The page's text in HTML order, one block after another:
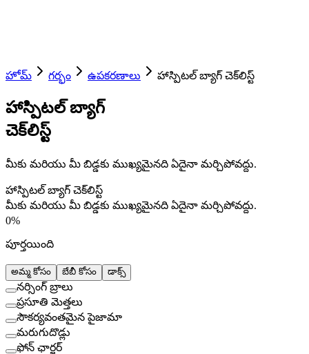
హోమ్ గర్భం ఉపకరణాలు హాస్పిటల్ బ్యాగ్ చెక్‌లిస్ట్
హాస్పిటల్ బ్యాగ్
చెక్‌లిస్ట్
మీకు మరియు మీ బిడ్డకు ముఖ్యమైనది ఏదైనా మర్చిపోవద్దు.
హాస్పిటల్ బ్యాగ్ చెక్‌లిస్ట్
మీకు మరియు మీ బిడ్డకు ముఖ్యమైనది ఏదైనా మర్చిపోవద్దు.
0%
పూర్తయింది
అమ్మ కోసం బేబీ కోసం డాక్స్
నర్సింగ్ బ్రాలు
ప్రసూతి మెత్తలు
సౌకర్యవంతమైన పైజామా
మరుగుదొడ్లు
ఫోన్ ఛార్జర్